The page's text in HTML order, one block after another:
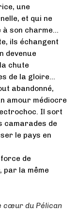
une
et qui ne
à son charme…
ils échangent
devenue
chute
de la gloire…
abandonné,
amour médiocre
Il sort
camarades de
le pays en
de
par la même
cœur du Pélican